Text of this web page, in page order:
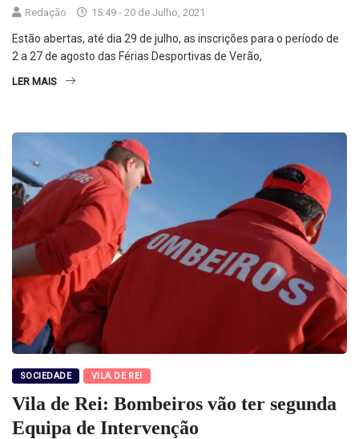
Redação 15:49 - 20 de Julho, 2021
Estão abertas, até dia 29 de julho, as inscrições para o período de
2 a 27 de agosto das Férias Desportivas de Verão,
LER MAIS
SOCIEDADE VILA DE REI
Vila de Rei: Bombeiros vão ter segunda
Equipa de Intervenção